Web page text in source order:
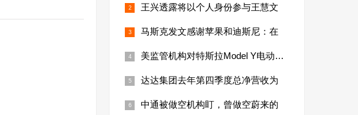
王兴透露将以个人身份参与王慧文
马斯克发文感谢苹果和迪斯尼：在
美监管机构对特斯拉Model Y电动汽车
达达集团去年第四季度总净营收为
中通被做空机构盯，曾做空蔚来的